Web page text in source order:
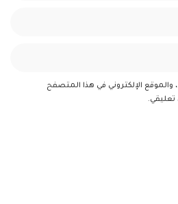
والموقع الإلكتروني في هذا المتصفح
تعليقي.